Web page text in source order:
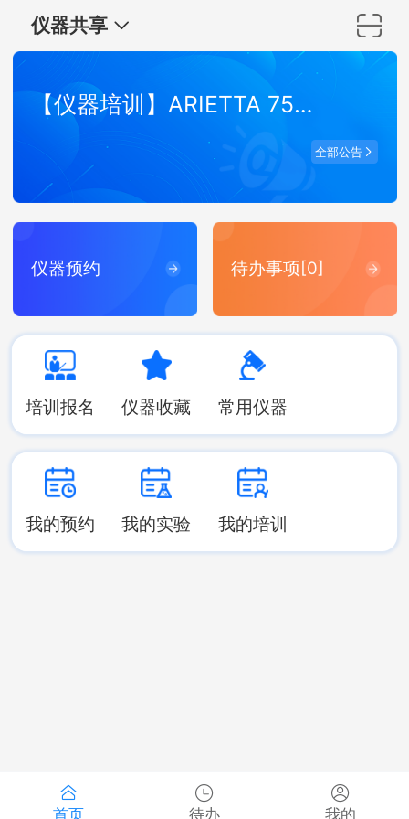
仪器共享
【仪器培训】ARIETTA 750 弹性波超声成像系统培训
全部公告
仪器预约 待办事项[0]
培训报名 仪器收藏 常用仪器
我的预约 我的实验 我的培训
首页 待办 我的